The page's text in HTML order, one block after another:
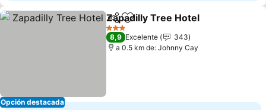
Opción destacada
CompartirAgregar a favoritos
Zapadilly Tree Hotel
3 Estrellas
8,9 Excelente
343
a 0.5 km de: Johnny Cay